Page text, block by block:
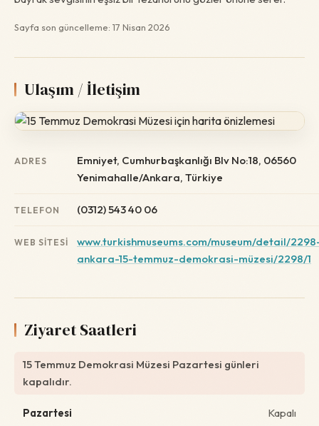
Sayfa son güncelleme: 17 Nisan 2026
Ulaşım / İletişim
ADRES
Emniyet, Cumhurbaşkanlığı Blv No:18, 06560
Yenimahalle/Ankara, Türkiye
TELEFON (0312) 543 40 06
WEB SITESI
www.turkishmuseums.com/museum/detail/
ankara-15-temmuz-demokrasi-müzesi/2298/1
Ziyaret Saatleri
15 Temmuz Demokrasi Müzesi Pazartesi günleri
kapalıdır.
Pazartesi Kapalı